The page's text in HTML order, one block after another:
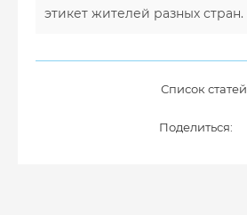
этикет жителей разных стран.
Список статей
Поделиться: